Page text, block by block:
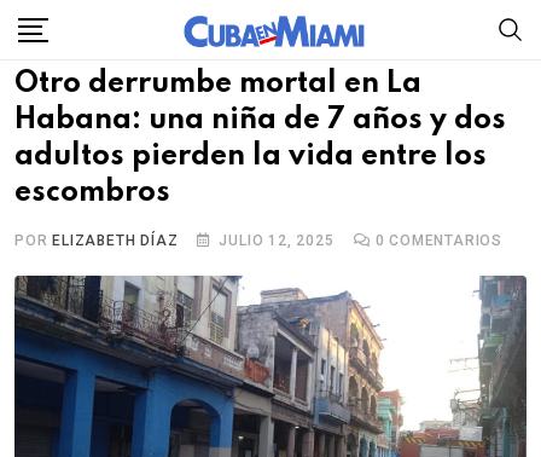
Skip
content
Otro derrumbe mortal en La
Habana: una niña de 7 años y dos
adultos pierden la vida entre los
escombros
POR ELIZABETH DÍAZ JULIO 12, 2025 0 COMENTARIOS